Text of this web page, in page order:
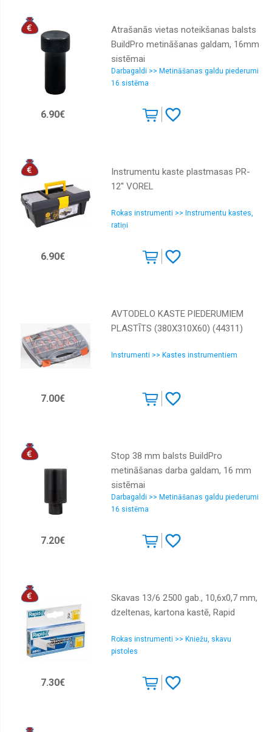
Atrašanās vietas noteikšanas balsts
BuildPro metināšanas galdam, 16mm
sistēmai
Darbagaldi >> Metināšanas galdu piederumi
16 sistēma
6.90€
Instrumentu kaste plastmasas PR-
12'' VOREL
Rokas instrumenti >> Instrumentu kastes,
ratiņi
6.90€
AVTODELO KASTE PIEDERUMIEM
PLASTĪTS (380Х310Х60) (44311)
Instrumenti >> Kastes instrumentiem
7.00€
Stop 38 mm balsts BuildPro
metināšanas darba galdam, 16 mm
sistēmai
Darbagaldi >> Metināšanas galdu piederumi
16 sistēma
7.20€
Skavas 13/6 2500 gab., 10,6x0,7 mm,
dzeltenas, kartona kastē, Rapid
Rokas instrumenti >> Kniežu, skavu
pistoles
7.30€